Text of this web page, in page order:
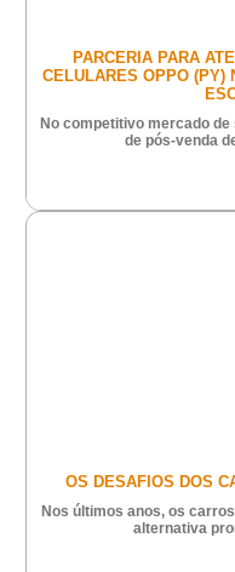
PARCERIA PARA
CELULARES OPPO (PY)
No competitivo mercado
de pós-venda
OS DESAFIOS DOS
Nos últimos anos, os
alternativa